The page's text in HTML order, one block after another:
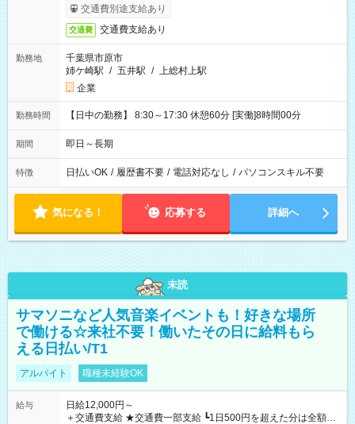
交通費別途支給あり
交通費 交通費支給あり
勤務地
千葉県市原市
姉ケ崎駅 / 五井駅 / 上総村上駅
企業
勤務時間 【日中の勤務】 8:30～17:30 休憩60分 [実働]8時間00分
期間 即日～長期
特徴 日払いOK / 履歴書不要 / 電話対応なし / パソコンスキル不要
気になる！ 応募する 詳細へ
未読
サマソニなど人気音楽イベントも！好きな場所
で働ける☆来社不要！働いたその日に給料もら
える日払い/T1
アルバイト 職種未経験OK
給与
日給12,000円～
＋交通費支給 ★交通費一部支給 ┗1日500円を超えた分は全額支